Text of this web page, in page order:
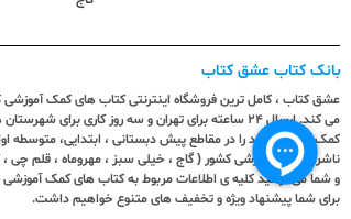
بانک کتاب عشق کتاب
عشق کتاب ، کامل ترین فروشگاه اینترنتی کتاب های کمک
می کند. ارسال ٢٤ ساعته برای تهران و سه روز کاری
کمک آموزشی خود را در مقاطع پیش دبستانی ، ابتدایی، متوسطه
ناشران کمک آموزشی کشور ( گاج ، خیلی سبز ، مهروماه ، قلم چی ،
و شما می توانید کلیه ی اطلاعات مربوط به کتاب های کمک
برای شما پیشنهاد ویژه و تخفیف های متنوع خواهیم داشت.